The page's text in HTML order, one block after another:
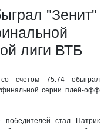
"Зенит"
лиги ВТБ
со счетом 75:74 обыграл
серии плей-офф
победителей стал Патрик